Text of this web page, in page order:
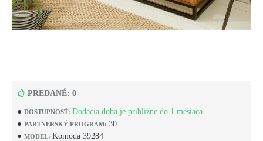
DOSTUPNOSŤ: Dodacia doba je približne do 1 mesiaca.
PARTNERSKÝ PROGRAM: 30
MODEL: Komoda 39284
PREDANÉ: 0